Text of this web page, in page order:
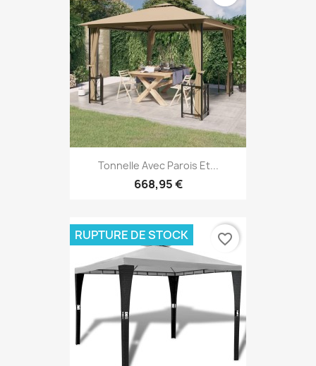
Tonnelle Avec Parois Et...
668,95 €
RUPTURE DE STOCK favorite_border